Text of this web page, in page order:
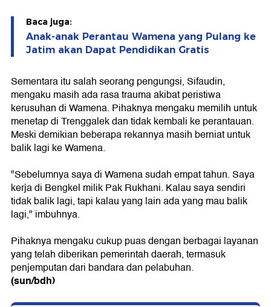
Baca juga:
Anak-anak Perantau Wamena yang Pulang ke
Jatim akan Dapat Pendidikan Gratis
Sementara itu salah seorang pengungsi, Sifaudin,
mengaku masih ada rasa trauma akibat peristiwa
kerusuhan di Wamena. Pihaknya mengaku memilih untuk
menetap di Trenggalek dan tidak kembali ke perantauan.
Meski demikian beberapa rekannya masih berniat untuk
balik lagi ke Wamena.
"Sebelumnya saya di Wamena sudah empat tahun. Saya
kerja di Bengkel milik Pak Rukhani. Kalau saya sendiri
tidak balik lagi, tapi kalau yang lain ada yang mau balik
lagi," imbuhnya.
Pihaknya mengaku cukup puas dengan berbagai layanan
yang telah diberikan pemerintah daerah, termasuk
penjemputan dari bandara dan pelabuhan.
(sun/bdh)